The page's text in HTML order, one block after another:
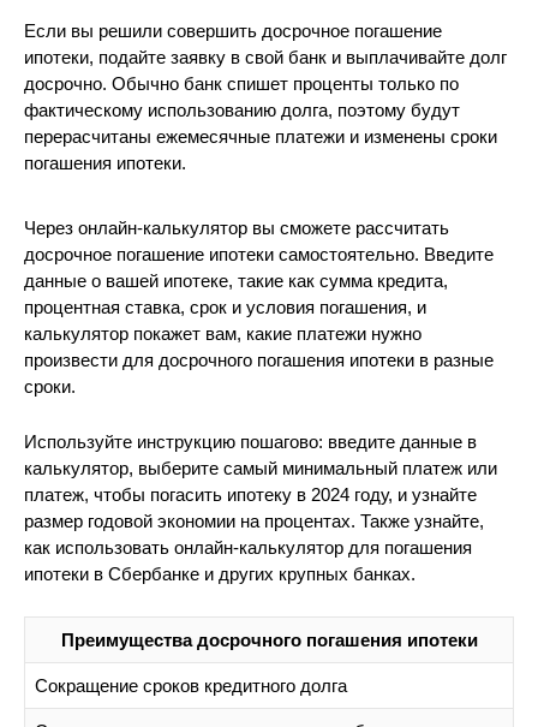
Если вы решили совершить досрочное погашение
ипотеки, подайте заявку в свой банк и выплачивайте долг
досрочно. Обычно банк спишет проценты только по
фактическому использованию долга, поэтому будут
перерасчитаны ежемесячные платежи и изменены сроки
погашения ипотеки.
Через онлайн-калькулятор вы сможете рассчитать
досрочное погашение ипотеки самостоятельно. Введите
данные о вашей ипотеке, такие как сумма кредита,
процентная ставка, срок и условия погашения, и
калькулятор покажет вам, какие платежи нужно
произвести для досрочного погашения ипотеки в разные
сроки.
Используйте инструкцию пошагово: введите данные в
калькулятор, выберите самый минимальный платеж или
платеж, чтобы погасить ипотеку в 2024 году, и узнайте
размер годовой экономии на процентах. Также узнайте,
как использовать онлайн-калькулятор для погашения
ипотеки в Сбербанке и других крупных банках.
Преимущества досрочного погашения ипотеки
Сокращение сроков кредитного долга